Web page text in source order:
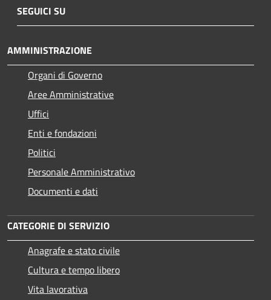
SEGUICI SU
AMMINISTRAZIONE
Organi di Governo
Aree Amministrative
Uffici
Enti e fondazioni
Politici
Personale Amministrativo
Documenti e dati
CATEGORIE DI SERVIZIO
Anagrafe e stato civile
Cultura e tempo libero
Vita lavorativa